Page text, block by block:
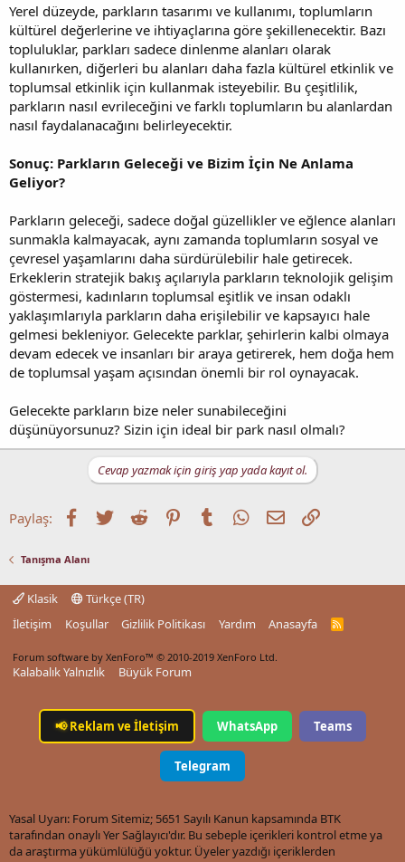
Yerel düzeyde, parkların tasarımı ve kullanımı, toplumların
kültürel değerlerine ve ihtiyaçlarına göre şekillenecektir. Bazı
topluluklar, parkları sadece dinlenme alanları olarak
kullanırken, diğerleri bu alanları daha fazla kültürel etkinlik ve
toplumsal etkinlik için kullanmak isteyebilir. Bu çeşitlilik,
parkların nasıl evrileceğini ve farklı toplumların bu alanlardan
nasıl faydalanacağını belirleyecektir.
Sonuç: Parkların Geleceği ve Bizim İçin Ne Anlama
Geliyor?
Parkların geleceği, sadece doğal güzellikler ve eğlence alanları
sunmakla kalmayacak, aynı zamanda toplumların sosyal ve
çevresel yaşamlarını daha sürdürülebilir hale getirecek.
Erkeklerin stratejik bakış açılarıyla parkların teknolojik gelişim
göstermesi, kadınların toplumsal eşitlik ve insan odaklı
yaklaşımlarıyla parkların daha erişilebilir ve kapsayıcı hale
gelmesi bekleniyor. Gelecekte parklar, şehirlerin kalbi olmaya
devam edecek ve insanları bir araya getirerek, hem doğa hem
de toplumsal yaşam açısından önemli bir rol oynayacak.
Gelecekte parkların bize neler sunabileceğini
düşünüyorsunuz? Sizin için ideal bir park nasıl olmalı?
Cevap yazmak için giriş yap yada kayıt ol.
Paylaş: Facebook
TwitterReddit PinterestTumblrWhatsApp
E-postaLink
Tanışma Alanı
Klasik
Türkçe (TR)
İletişim
Koşullar Gizlilik Politikası Yardım Anasayfa
R
Forum software by XenForo™ © 2010-2019 XenForo Ltd.
Kalabalık Yalnızlık Büyük Forum
📢Reklam ve İletişim WhatsApp Teams
Telegram
Yasal Uyarı: Forum Sitemiz; 5651 Sayılı Kanun kapsamında BTK
tarafından onaylı Yer Sağlayıcı'dır. Bu sebeple içerikleri kontrol etme ya
da araştırma yükümlülüğü yoktur. Üyeler yazdığı içeriklerden